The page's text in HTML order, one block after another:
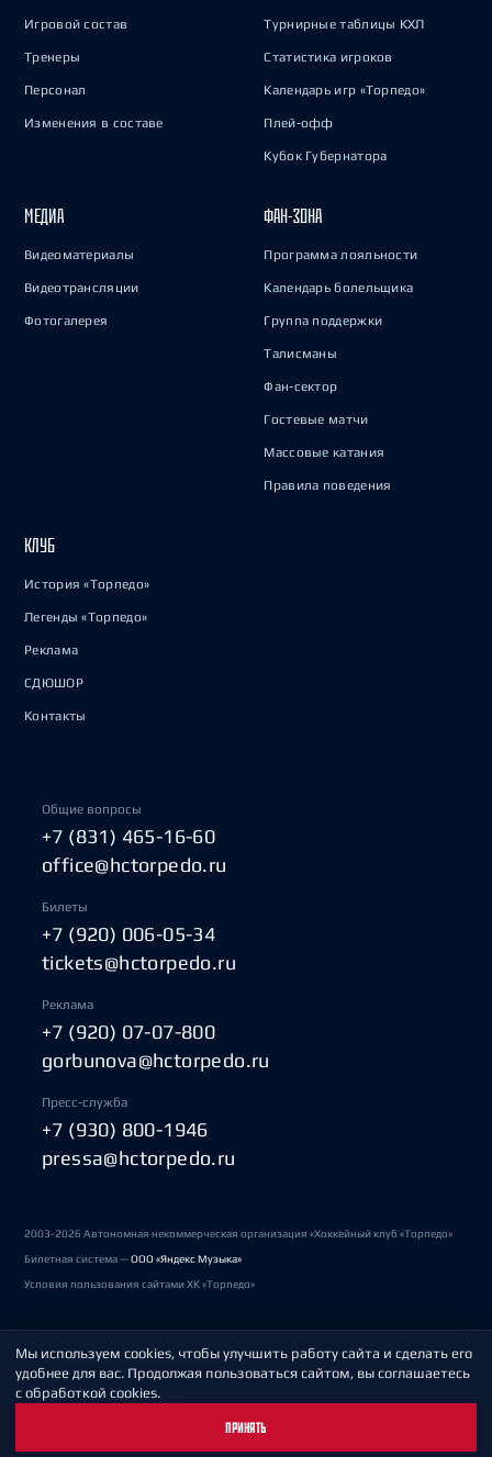
Игровой состав
Тренеры
Персонал
Изменения в составе
Турнирные таблицы КХЛ
Статистика игроков
Календарь игр «Торпедо»
Плей-офф
Кубок Губернатора
МЕДИА
Видеоматериалы
Видеотрансляции
Фотогалерея
ФАН-ЗОНА
Программа лояльности
Календарь болельщика
Группа поддержки
Талисманы
Фан-сектор
Гостевые матчи
Массовые катания
Правила поведения
КЛУБ
История «Торпедо»
Легенды «Торпедо»
Реклама
СДЮШОР
Контакты
Общие вопросы
+7 (831) 465-16-60
office@hctorpedo.ru
Билеты
+7 (920) 006-05-34
tickets@hctorpedo.ru
Реклама
+7 (920) 07-07-800
gorbunova@hctorpedo.ru
Пресс-служба
+7 (930) 800-1946
pressa@hctorpedo.ru
2003-2026 Автономная некоммерческая организация «Хоккейный клуб «Торпедо»
Билетная система —ООО «Яндекс Музыка»
Условия пользования сайтами ХК «Торпедо»
Политика обработки персональных данных
Пользовательское соглашение
Мы используем cookies, чтобы улучшить работу сайта и сделать его
удобнее для вас. Продолжая пользоваться сайтом, вы соглашаетесь
с обработкой cookies.
ПРИНЯТЬ